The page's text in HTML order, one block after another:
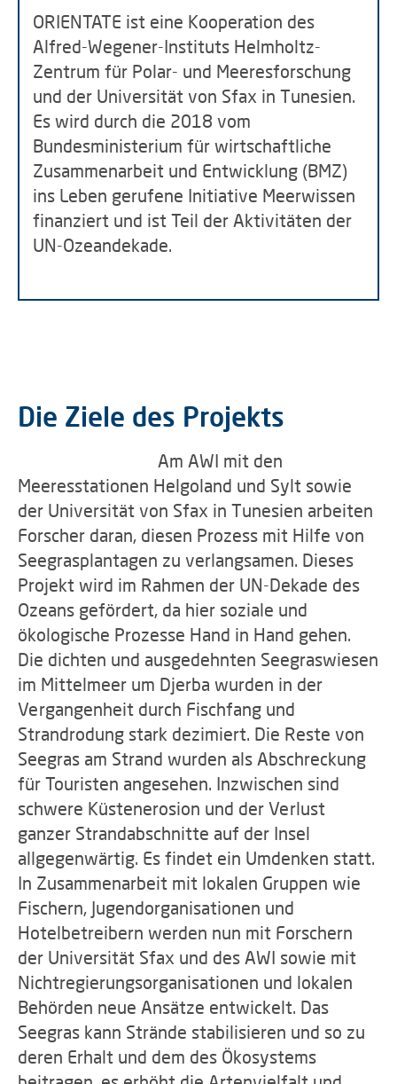
ORIENTATE ist eine Kooperation des
Alfred-Wegener-Instituts Helmholtz-
Zentrum für Polar- und Meeresforschung
und der Universität von Sfax in Tunesien.
Es wird durch die 2018 vom
Bundesministerium für wirtschaftliche
Zusammenarbeit und Entwicklung (BMZ)
ins Leben gerufene Initiative Meerwissen
finanziert und ist Teil der Aktivitäten der
UN-Ozeandekade.
Die Ziele des Projekts
Am AWI mit den
Meeresstationen Helgoland und Sylt sowie
der Universität von Sfax in Tunesien arbeiten
Forscher daran, diesen Prozess mit Hilfe von
Seegrasplantagen zu verlangsamen. Dieses
Projekt wird im Rahmen der UN-Dekade des
Ozeans gefördert, da hier soziale und
ökologische Prozesse Hand in Hand gehen.
Die dichten und ausgedehnten Seegraswiesen
im Mittelmeer um Djerba wurden in der
Vergangenheit durch Fischfang und
Strandrodung stark dezimiert. Die Reste von
Seegras am Strand wurden als Abschreckung
für Touristen angesehen. Inzwischen sind
schwere Küstenerosion und der Verlust
ganzer Strandabschnitte auf der Insel
allgegenwärtig. Es findet ein Umdenken statt.
In Zusammenarbeit mit lokalen Gruppen wie
Fischern, Jugendorganisationen und
Hotelbetreibern werden nun mit Forschern
der Universität Sfax und des AWI sowie mit
Nichtregierungsorganisationen und lokalen
Behörden neue Ansätze entwickelt. Das
Seegras kann Strände stabilisieren und so zu
deren Erhalt und dem des Ökosystems